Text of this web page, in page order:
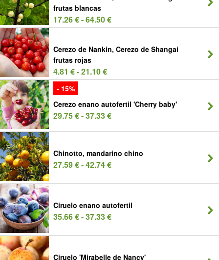
frutas blancas
17.26 € - 64.50 €
Cerezo de Nankin, Cerezo de Shangai
frutas rojas
4.81 € - 21.10 €
- 15%
Cerezo enano autofertil 'Cherry baby'
29.75 € - 37.33 €
Chinotto, mandarino chino
27.59 € - 42.74 €
Ciruelo enano autofertil
35.66 € - 37.33 €
Ciruelo 'Mirabelle de Nancy'